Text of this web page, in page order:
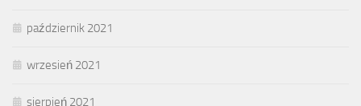
październik 2021
wrzesień 2021
sierpień 2021